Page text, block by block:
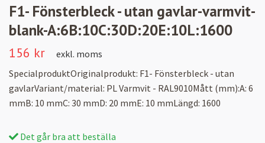
F1- Fönsterbleck - utan gavlar-varmvit-
blank-A:6B:10C:30D:20E:10L:1600
156 kr
exkl. moms
SpecialproduktOriginalprodukt: F1- Fönsterbleck - utan
gavlarVariant/material: PL Varmvit - RAL9010Mått (mm):A: 6
mmB: 10 mmC: 30 mmD: 20 mmE: 10 mmLängd: 1600
Det går bra att beställa